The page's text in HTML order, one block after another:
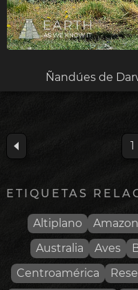
Ñandúes de
1
ETIQUETAS
Altiplano
Australia
Aves
Centroamérica